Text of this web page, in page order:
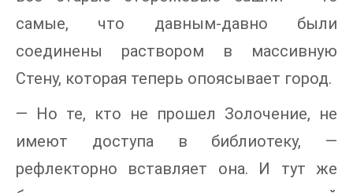
самые, что давным-давно были
соединены раствором в массивную
Стену, которая теперь опоясывает город.
— Но те, кто не прошел Золочение, не
имеют доступа в библиотеку, —
рефлекторно вставляет она. И тут же